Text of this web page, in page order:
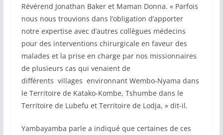
Révérend Jonathan Baker et Maman Donna. « Parfois
nous nous trouvions dans l’obligation d’apporter
notre expertise avec d’autres collègues médecins
pour des interventions chirurgicale en faveur des
malades et la prise en charge par nos missionnaires
de plusieurs cas qui venaient de
différents villages environnant Wembo-Nyama dans
le Territoire de Katako-Kombe, Tshumbe dans le
Territoire de Lubefu et Territoire de Lodja, » dit-il.
Yambayamba parle a indiqué que certaines de ces